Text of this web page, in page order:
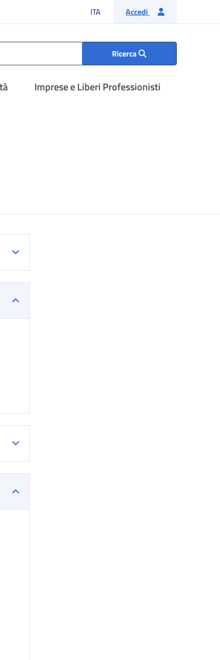
ITA Lingua italiana
Accedi
Ricerca
Imprese e Liberi Professionisti